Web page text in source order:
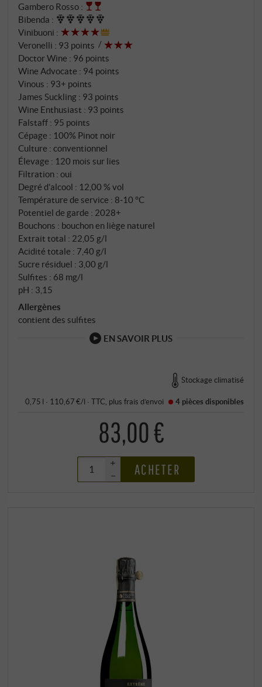
éclatants, soutenus par un perlage très fin. Le
bouquet est complexe et profond : notes d'agrumes
confits, brioche, crème d'amande, abricot sec, terre
de foin et une minéralité saline bien présente. En
bouche, on retrouve le grand style Franciacorta : une
acidité précise, une texture crémeuse, un fruit
élégant et un jeu minéral frais. La finale est longue,
épicée et présente des arômes d'amande grillée, de
jasmin et de sel marin sicilien en parfait équilibre. Un
solitaire qui allie origine, profondeur et style dans
une harmonie intemporelle – sérieux, généreux et
d'un effet durable. SUPERIORE.DE
Gambero Rosso :
Bibenda :
Vinibuoni :
Veronelli : 93 points
Doctor Wine : 96 points
Wine Advocate : 94 points
Vinous : 93+ points
James Suckling : 93 points
Wine Enthusiast : 93 points
Falstaff : 95 points
Cépage : 100% Pinot noir
Culture : conventionnel
Élevage : 120 mois sur lies
Filtration : oui
Degré d'alcool : 12,00 % vol
Température de service : 8‑10 °C
Potentiel de garde : 2028+
Bouchons : bouchon en liège naturel
Extrait total : 22,05 g/l
Acidité totale : 7,40 g/l
Sucre résiduel : 3,00 g/l
Sulfites : 68 mg/l
pH : 3,15
Allergènes
contient des sulfites
EN SAVOIR PLUS
Stockage climatisé
0,75 l · 110,67 €/l ·TTC , plusfrais d’envoi 4 pièces disponibles
83,00 €
+
–
ACHETER